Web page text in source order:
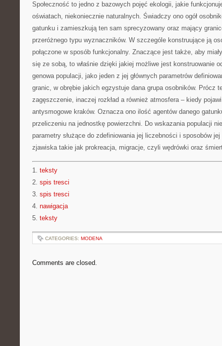
Społeczność to jedno z bazowych pojęć ekologii, jakie
oświatach, niekoniecznie naturalnych. Świadczy ono ogół
gatunku i zamieszkują ten sam sprecyzowany oraz mający
przeróżnego typu wyznaczników. W szczególe konstruujące ją
połączone w sposób funkcjonalny. Znaczące jest także, aby
się ze sobą, to właśnie dzięki jakiej możliwe jest konstruowanie
genowa populacji, jako jeden z jej głównych parametrów
granic, w obrębie jakich egzystuje dana grupa osobników. Prócz
zagęszczenie, inaczej rozkład a również atmosfera – kiedy
antysmogowe kraków. Oznacza ono ilość agentów danego
przeliczeniu na jednostkę powierzchni. Do wskazania populacji
parametry służące do zdefiniowania jej liczebności i sposobów
zjawiska takie jak prokreacja, migracje, czyli wędrówki oraz
1. teksty
2. spis tresci
3. spis tresci
4. nawigacja
5. teksty
CATEGORIES: MODENA
Comments are closed.